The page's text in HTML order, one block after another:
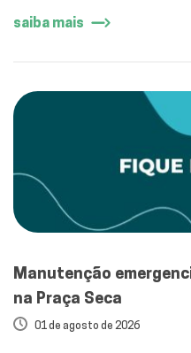
saiba mais
Manutenção
na Praça Seca
01 de agosto de 2026